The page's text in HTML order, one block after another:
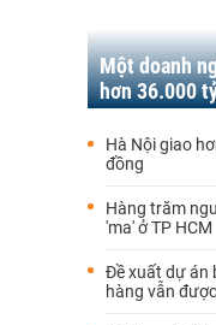
Một doanh
hơn 36.000
Hà Nội giao
đồng
Hàng trăm
'ma' ở TP HCM
Đề xuất dự án
hàng vẫn